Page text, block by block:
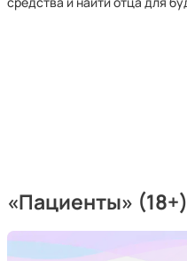
«Пациенты» (18+)